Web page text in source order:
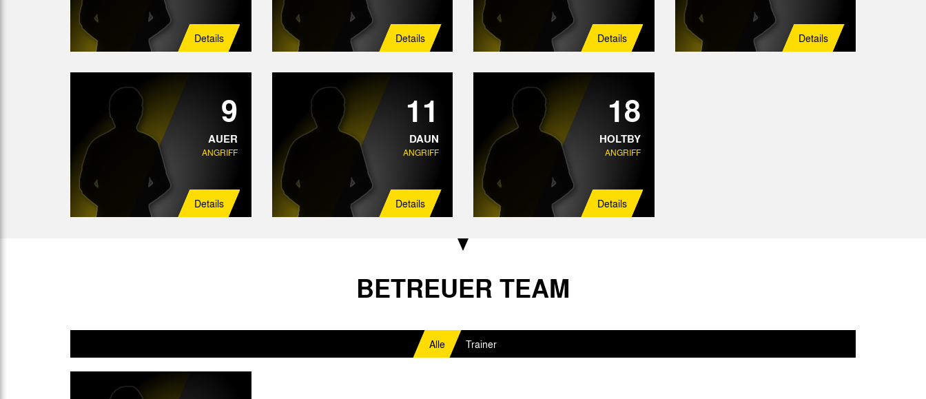
Details Details Details Details
9
AUER
ANGRIFF
Details
11
DAUN
ANGRIFF
Details
18
HOLTBY
ANGRIFF
Details
BETREUER TEAM
Alle Trainer